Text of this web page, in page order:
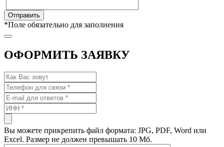
*Поле обязательно для заполнения
ОФОРМИТЬ ЗАЯВКУ
Вы можете прикрепить файл формата: JPG, PDF, Word или
Excel. Размер не должен превышать 10 Мб.